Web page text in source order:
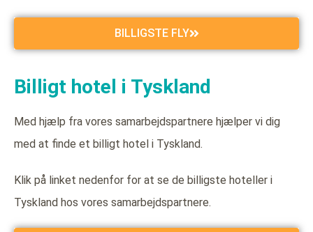
BILLIGSTE FLY
Billigt hotel i Tyskland
Med hjælp fra vores samarbejdspartnere hjælper vi dig
med at finde et billigt hotel i Tyskland.
Klik på linket nedenfor for at se de billigste hoteller i
Tyskland hos vores samarbejdspartnere.